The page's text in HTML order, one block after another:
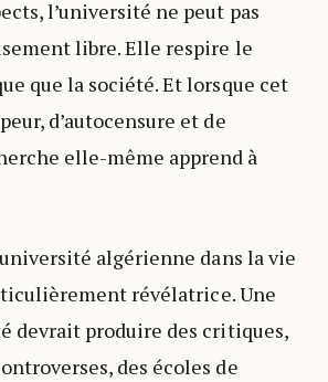
l’université ne peut pas
libre. Elle respire le
que la société. Et lorsque cet
d’autocensure et de
elle-même apprend à
algérienne dans la vie
révélatrice. Une
devrait produire des critiques,
des écoles de